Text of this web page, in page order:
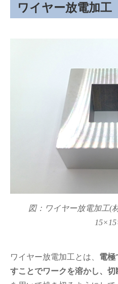
ワイヤー放電加工
図：ワイヤー放電加工(
ワイヤー放電加工とは、 電極
すことでワークを溶かし、切